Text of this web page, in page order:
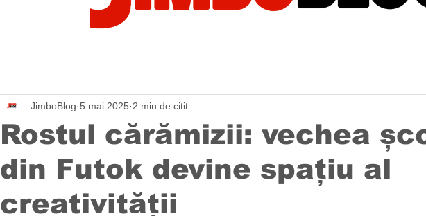
Rostul cărămizii: vechea
din Futok devine spațiu al
creativității
JimboBlog 5 mai 2025 2 min de citit